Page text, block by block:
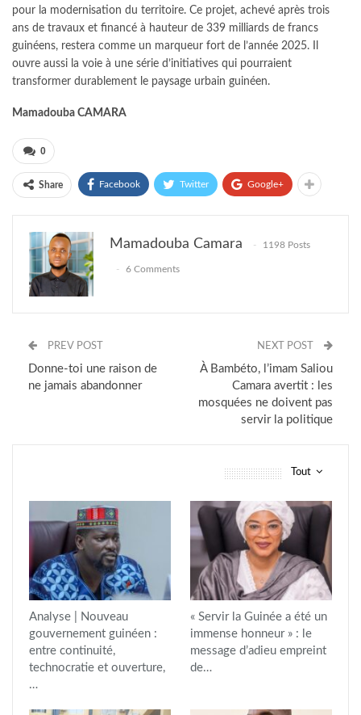
pour la modernisation du territoire. Ce projet, achevé après trois
ans de travaux et financé à hauteur de 339 milliards de francs
guinéens, restera comme un marqueur fort de l’année 2025. Il
ouvre aussi la voie à une série d’initiatives qui pourraient
transformer durablement le paysage urbain guinéen.
Mamadouba CAMARA
0
Share Facebook Twitter Google+
Mamadouba Camara 1198 Posts
6 Comments
PREV POST
Donne-toi une raison de
ne jamais abandonner
NEXT POST
À Bambéto, l’imam Saliou
Camara avertit : les
mosquées ne doivent pas
servir la politique
Tout
Analyse | Nouveau
gouvernement guinéen :
entre continuité,
technocratie et ouverture,
…
« Servir la Guinée a été un
immense honneur » : le
message d’adieu empreint
de…